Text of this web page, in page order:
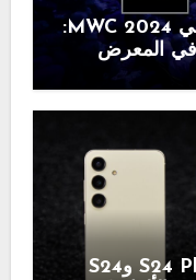
أفضل المنتجات والابتكارات في MWC 2024:
في المعرض
Samsung Galaxy S24 وS24 Plus وS24